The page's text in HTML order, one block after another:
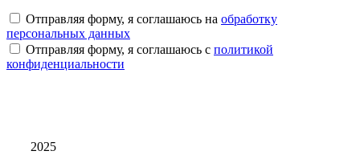
Отправляя форму, я соглашаюсь на обработку
персональных данных
Отправляя форму, я соглашаюсь с политикой
конфиденциальности
2025